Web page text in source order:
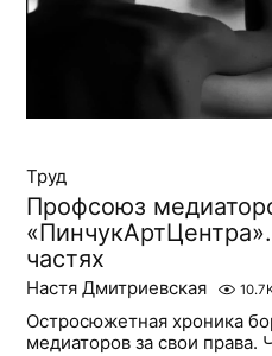
Труд
Профсоюз
частях
Настя Дмитриевская
Остросюжетная хроника
медиаторов за свои права.